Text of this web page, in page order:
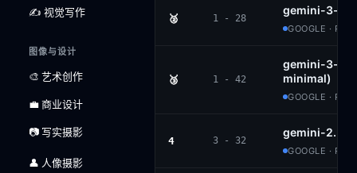
✍️ 视觉写作
图像与设计
🎨 艺术创作
💼 商业设计
📷 写实摄影
👤 人像摄影
🥈 1 - 28
gemini-3-
GOOGLE ·
🥉 1 - 42
gemini-3-
minimal)
GOOGLE ·
4 3 - 32
gemini-2.5-
GOOGLE ·